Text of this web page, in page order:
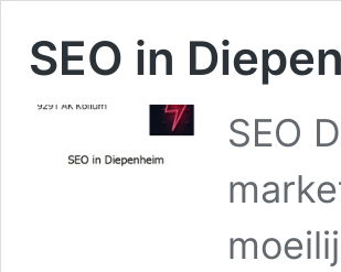
SEO in
SEO